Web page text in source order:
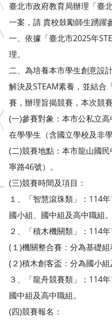
臺北市政府教育局辦理「臺
一案，請 貴校鼓勵師生踴躍
一、依據「臺北市2025年
理。
二、為培養本市學生創意設
解決及STEAM素養，並結合
賽，辦理旨揭競賽，本次競
(一)參賽對象：本市公私立
在學學生（含國立學校及非
(二)競賽地點：本市龍山國
寧路46號）。
(三)競賽時間及項目：
１、「智慧滾珠類」：114
國小組、國中組及高中職組。
２、「積木機關類」：114
(１)機關整合賽：分為基礎
(２)積木創客盃：分為國小組
３、「龍舟競賽類」：114
國中組及高中職組。
(四)競賽報名：